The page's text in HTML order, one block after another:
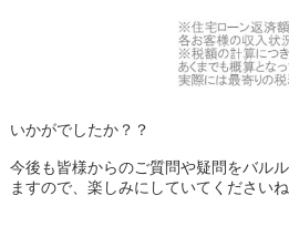
いかがでしたか？？
今後も皆様からのご質問や疑問をバル
ますので、楽しみにしていてください